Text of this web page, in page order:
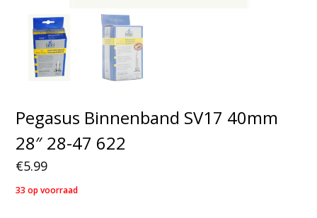
Pegasus Binnenband SV17 40mm
28″ 28-47 622
€5.99
33 op voorraad